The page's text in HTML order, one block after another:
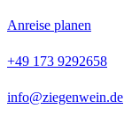
Anreise planen
+49 173 9292658
info@ziegenwein.de